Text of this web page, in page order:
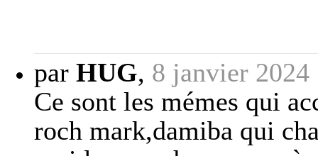
par HUG, 8 janvier 2024
Ce sont les mémes qui
roch mark,damiba qui